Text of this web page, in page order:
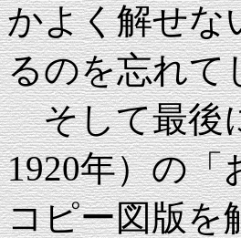
かよく解せな
るのを忘れて
そして最後
1920年）の「
コピー図版を